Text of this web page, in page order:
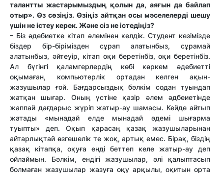
талантты жастарымыздың қолын да, аяғын да байлап
отыр». Өз сөзіңіз. Өзіңіз айтқан осы мәселелерді шешу
үшін не істеу керек. Және сіз не істедіңіз?
– Біз әдебиетке кітап әлемінен келдік. Студент кезімізде
біздер бір-бірімізден сұрап алатынбыз, сұрамай
алатынбыз, әйтеуір, кітап оқи беретінбіз, оқи беретінбіз.
Ал бүгінгі қаламгерлердің көбі көркем әдебиетті
оқымаған, компьютерлік ортадан келген ақын-
жазушылар ғой. Бағдарсыздық бәлкім содан туындап
жатқан шығар. Оның үстіне қазір әлем әдбеиетінде
жаппай дағдарыс жүріп жатыр-ау шамасы. Кейде айтып
жатады «мынадай елде мынадай әдемі шығарма
туыпты» деп. Оқып қарасаң қазақ жазушыларынан
айтарлықтай өзгешелік те жоқ, артық емес. Бірақ, біздің
қазақ кітапқа, оқуға енді беттеп келе жатыр-ау деп
ойлаймын. Бәлкім, ендігі жазушылар, әлі қалыптасып
болмаған жазушылар жазуға оқу арқылы, оқитын орта